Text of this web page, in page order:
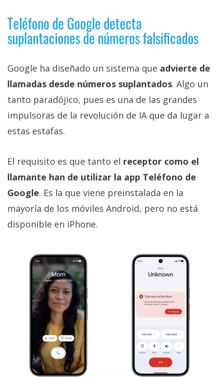
Teléfono de Google detecta
suplantaciones de números falsificados
Google ha diseñado un sistema que advierte de
llamadas desde números suplantados. Algo un
tanto paradójico, pues es una de las grandes
impulsoras de la revolución de IA que da lugar a
estas estafas.
El requisito es que tanto el receptor como el
llamante han de utilizar la app Teléfono de
Google. Es la que viene preinstalada en la
mayoría de los móviles Android, pero no está
disponible en iPhone.